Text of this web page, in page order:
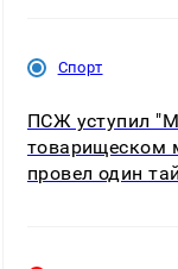
Спорт
ПСЖ уступил
товарищеском
провел один